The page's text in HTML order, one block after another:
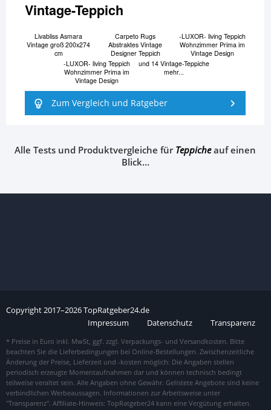
Vintage-Teppich
Livabliss Asmara
Vintage groß 200x274
cm
Carpeto Rugs
Abstraktes Vintage
Designer Teppich
-LUXOR- living Teppich
Wohnzimmer Prima im
Vintage Design
-LUXOR- living Teppich
Wohnzimmer Prima im
Vintage Design
und 14 Vintage-Teppiche
mehr...
Zum Vergleich und Ratgeber
Alle Tests und Produktvergleiche fürTeppicheauf einen
Blick…
Copyright2017–2026TopRatgeber24.de
Impressum
Datenschutz Transparenz